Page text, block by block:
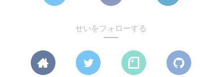
せいをフォローする